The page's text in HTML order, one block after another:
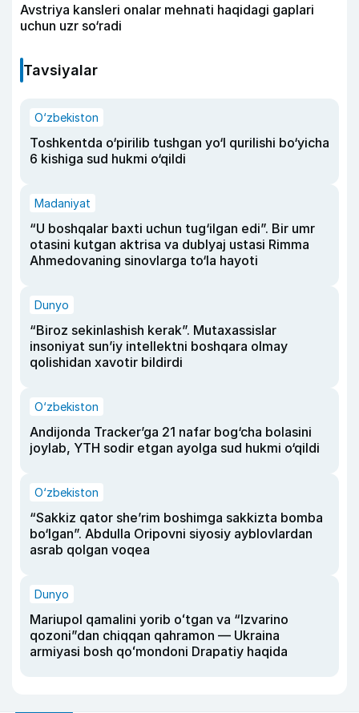
Avstriya kansleri onalar mehnati haqidagi gaplari
uchun uzr so‘radi
Tavsiyalar
O‘zbekiston
Toshkentda o‘pirilib tushgan yo‘l qurilishi bo‘yicha
6 kishiga sud hukmi o‘qildi
Madaniyat
“U boshqalar baxti uchun tug‘ilgan edi”. Bir umr
otasini kutgan aktrisa va dublyaj ustasi Rimma
Ahmedovaning sinovlarga to‘la hayoti
Dunyo
“Biroz sekinlashish kerak”. Mutaxassislar
insoniyat sun’iy intellektni boshqara olmay
qolishidan xavotir bildirdi
O‘zbekiston
Andijonda Tracker’ga 21 nafar bog‘cha bolasini
joylab, YTH sodir etgan ayolga sud hukmi o‘qildi
O‘zbekiston
“Sakkiz qator she’rim boshimga sakkizta bomba
bo‘lgan”. Abdulla Oripovni siyosiy ayblovlardan
asrab qolgan voqea
Dunyo
Mariupol qamalini yorib oʻtgan va “Izvarino
qozoni”dan chiqqan qahramon — Ukraina
armiyasi bosh qoʻmondoni Drapatiy haqida